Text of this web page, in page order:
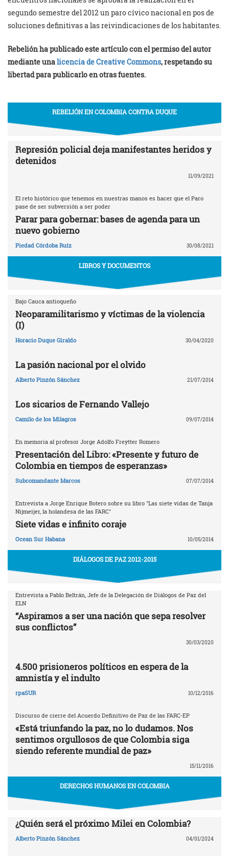
segundo semestre del 2012 un paro cívico nacional en pos de
soluciones definitivas a las reivindicaciones de los habitantes.
Rebelión ha publicado este artículo con el permiso del autor
mediante unalicencia de Creative Commons, respetando su
libertad para publicarlo en otras fuentes.
REBELIÓN EN COLOMBIA CONTRA DUQUE
Represión policial deja manifestantes heridos y
detenidos
11/09/2021
El reto histórico que tenemos en nuestras manos es hacer que el Paro
pase de ser subversión a ser poder
Parar para gobernar: bases de agenda para un
nuevo gobierno
Piedad Córdoba Ruíz 30/08/2021
LIBROS Y DOCUMENTOS
Bajo Cauca antioqueño
Neoparamilitarismo y víctimas de la violencia
(I)
Horacio Duque Giraldo 30/04/2020
La pasión nacional por el olvido
Alberto Pinzón Sánchez 21/07/2014
Los sicarios de Fernando Vallejo
Camilo de los Milagros 09/07/2014
En memoria al profesor Jorge Adolfo Freytter Romero
Presentación del Libro: «Presente y futuro de
Colombia en tiempos de esperanzas»
Subcomandante Marcos 07/07/2014
Entrevista a Jorge Enrique Botero sobre su libro "Las siete vidas de Tanja
Nijmeijer, la holandesa de las FARC"
Siete vidas e infinito coraje
Ocean Sur Habana 10/05/2014
DIÁLOGOS DE PAZ 2012-2015
Entrevista a Pablo Beltrán, Jefe de la Delegación de Diálogos de Paz del
ELN
“Aspiramos a ser una nación que sepa resolver
sus conflictos”
30/03/2020
4.500 prisioneros políticos en espera de la
amnistía y el indulto
rpaSUR 10/12/2016
Discurso de cierre del Acuerdo Definitivo de Paz de las FARC-EP
«Está triunfando la paz, no lo dudamos. Nos
sentimos orgullosos de que Colombia siga
siendo referente mundial de paz»
15/11/2016
DERECHOS HUMANOS EN COLOMBIA
¿Quién será el próximo Milei en Colombia?
Alberto Pinzón Sánchez 04/01/2024